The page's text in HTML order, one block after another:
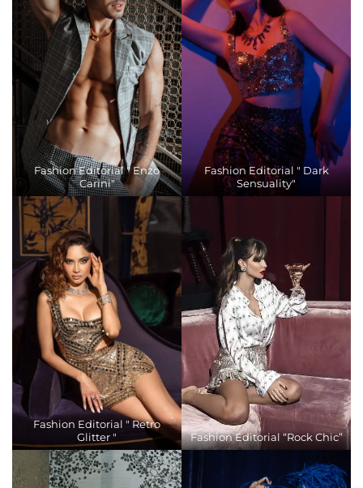
Fashion Editorial " Enzo
Carini"
Fashion Editorial " Dark
Sensuality"
Fashion Editorial " Retro
Glitter "
Fashion Editorial “Rock Chic”